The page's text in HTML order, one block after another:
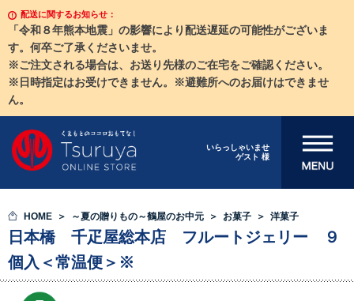
配送に関するお知らせ：
「令和８年熊本地震」の影響により配送遅延の可能性がございま
す。何卒ご了承くださいませ。
※ご注文される場合は、お送り先様のご在宅をご確認ください。
※日時指定はお受けできません。※避難所へのお届けはできませ
ん。
いらっしゃいませ
ゲスト 様
メニューを開
HOME ～夏の贈りもの～鶴屋のお中元 お菓子 洋菓子
日本橋 千疋屋総本店 フルートジェリー ９
個入＜常温便＞※